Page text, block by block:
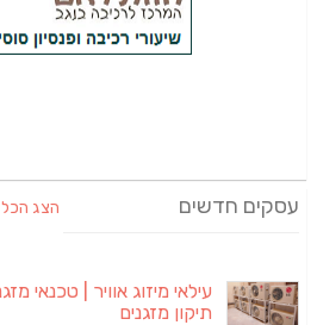
עסקים חדשים הצג הכל
עילאי מיזוג אוויר | טכנאי
תיקון מזגנים